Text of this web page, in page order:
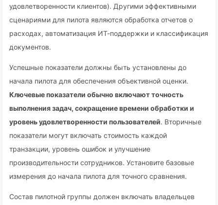
удовлетворенности клиентов). Другими эффективными
сценариями для пилота являются обработка отчетов о
расходах, автоматизация ИТ-поддержки и классификация
документов.
Успешные показатели должны быть установлены до
начала пилота для обеспечения объективной оценки.
Ключевые показатели обычно включают точность
выполнения задач, сокращение времени обработки и
уровень удовлетворенности пользователей. Вторичные
показатели могут включать стоимость каждой
транзакции, уровень ошибок и улучшение
производительности сотрудников. Установите базовые
измерения до начала пилота для точного сравнения.
Состав пилотной группы должен включать владельцев